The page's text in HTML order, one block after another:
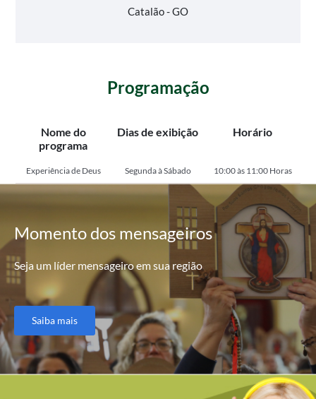
Catalão - GO
Programação
Nome do
programa
Dias de exibição Horário
Experiência de Deus Segunda à Sábado 10:00 às 11:00 Horas
Momentodos mensageiros
Seja um líder mensageiro em sua região
Saiba mais